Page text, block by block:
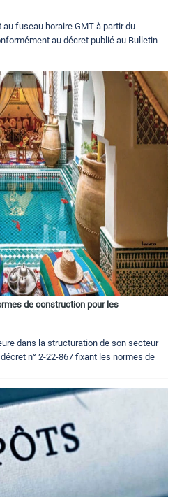
fuseau horaire GMT à partir du
au décret publié au Bulletin
de construction pour les
dans la structuration de son secteur
n° 2-22-867 fixant les normes de